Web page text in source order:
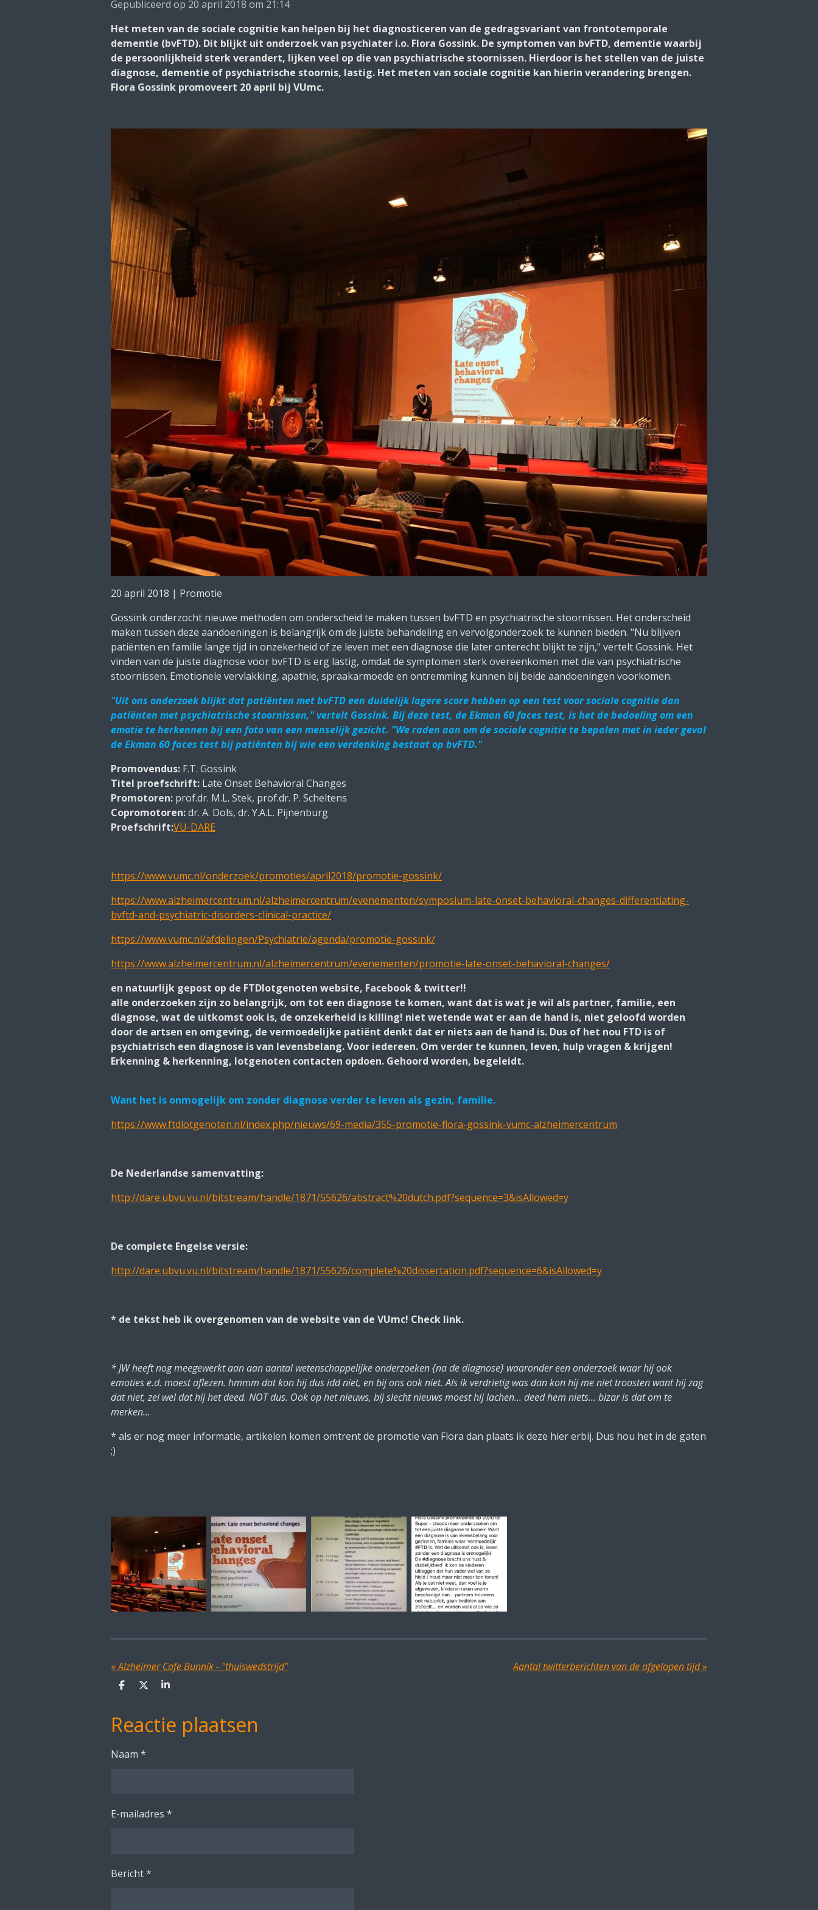
Gepubliceerd op 20 april 2018 om 21:14
Het meten van de sociale cognitie kan helpen bij het diagnosticeren van de gedragsvariant van frontotemporale
dementie (bvFTD). Dit blijkt uit onderzoek van psychiater i.o. Flora Gossink. De symptomen van bvFTD, dementie waarbij
de persoonlijkheid sterk verandert, lijken veel op die van psychiatrische stoornissen. Hierdoor is het stellen van de juiste
diagnose, dementie of psychiatrische stoornis, lastig. Het meten van sociale cognitie kan hierin verandering brengen.
Flora Gossink promoveert 20 april bij VUmc.
20 april 2018 | Promotie
Gossink onderzocht nieuwe methoden om onderscheid te maken tussen bvFTD en psychiatrische stoornissen. Het onderscheid
maken tussen deze aandoeningen is belangrijk om de juiste behandeling en vervolgonderzoek te kunnen bieden. "Nu blijven
patiënten en familie lange tijd in onzekerheid of ze leven met een diagnose die later onterecht blijkt te zijn," vertelt Gossink. Het
vinden van de juiste diagnose voor bvFTD is erg lastig, omdat de symptomen sterk overeenkomen met die van psychiatrische
stoornissen. Emotionele vervlakking, apathie, spraakarmoede en ontremming kunnen bij beide aandoeningen voorkomen.
"Uit ons onderzoek blijkt dat patiënten met bvFTD een duidelijk lagere score hebben op een test voor sociale cognitie dan
patiënten met psychiatrische stoornissen," vertelt Gossink. Bij deze test, de Ekman 60 faces test, is het de bedoeling om een
emotie te herkennen bij een foto van een menselijk gezicht. "We raden aan om de sociale cognitie te bepalen met in ieder geval
de Ekman 60 faces test bij patiënten bij wie een verdenking bestaat op bvFTD."
Promovendus: F.T. Gossink
Titel proefschrift: Late Onset Behavioral Changes
Promotoren: prof.dr. M.L. Stek, prof.dr. P. Scheltens
Copromotoren:dr. A. Dols, dr. Y.A.L. Pijnenburg
Proefschrift:VU-DARE
https://www.vumc.nl/onderzoek/promoties/april2018/promotie-gossink/
https://www.alzheimercentrum.nl/alzheimercentrum/evenementen/symposium-late-onset-behavioral-changes-differentiating-
bvftd-and-psychiatric-disorders-clinical-practice/
https://www.vumc.nl/afdelingen/Psychiatrie/agenda/promotie-gossink/
https://www.alzheimercentrum.nl/alzheimercentrum/evenementen/promotie-late-onset-behavioral-changes/
en natuurlijk gepost op de FTDlotgenoten website, Facebook & twitter!!
alle onderzoeken zijn zo belangrijk, om tot een diagnose te komen, want dat is wat je wil als partner, familie, een
diagnose, wat de uitkomst ook is, de onzekerheid is killing! niet wetende wat er aan de hand is, niet geloofd worden
door de artsen en omgeving, de vermoedelijke patiënt denkt dat er niets aan de hand is. Dus of het nou FTD is of
psychiatrisch een diagnose is van levensbelang. Voor iedereen. Om verder te kunnen, leven, hulp vragen & krijgen!
Erkenning & herkenning, lotgenoten contacten opdoen. Gehoord worden, begeleidt.
Want het is onmogelijk om zonder diagnose verder te leven als gezin, familie.
https://www.ftdlotgenoten.nl/index.php/nieuws/69-media/355-promotie-flora-gossink-vumc-alzheimercentrum
De Nederlandse samenvatting:
http://dare.ubvu.vu.nl/bitstream/handle/1871/55626/abstract%20dutch.pdf?sequence=3&isAllowed=y
De complete Engelse versie:
http://dare.ubvu.vu.nl/bitstream/handle/1871/55626/complete%20dissertation.pdf?sequence=6&isAllowed=y
* de tekst heb ik overgenomen van de website van de VUmc! Check link.
* JW heeft nog meegewerkt aan aan aantal wetenschappelijke onderzoeken {na de diagnose} waaronder een onderzoek waar hij ook
emoties e.d. moest aflezen. hmmm dat kon hij dus idd niet, en bij ons ook niet. Als ik verdrietig was dan kon hij me niet troosten want hij zag
dat niet, zei wel dat hij het deed. NOT dus. Ook op het nieuws, bij slecht nieuws moest hij lachen... deed hem niets... bizar is dat om te
merken...
* als er nog meer informatie, artikelen komen omtrent de promotie van Flora dan plaats ik deze hier erbij. Dus hou het in de gaten
;)
«Alzheimer Cafe Bunnik - "thuiswedstrijd" Aantal twitterberichten van de afgelopen tijd»
D
e
n
D
S
e
Reactie plaatsen
Naam *
E-mailadres *
Bericht *